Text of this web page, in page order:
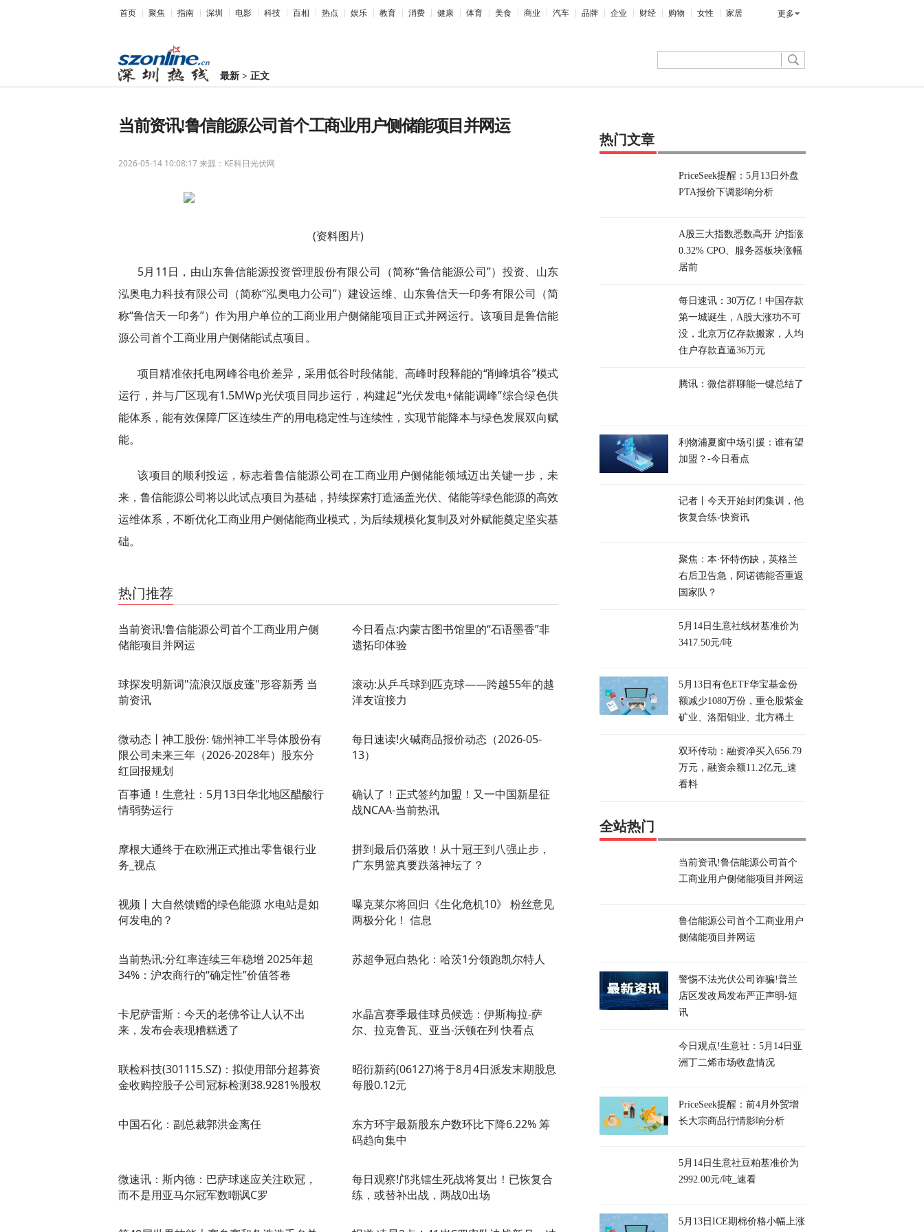
首页 聚焦 指南 深圳 电影 科技 百相 热点 娱乐 教育 消费 健康 体育 美食 商业 汽车 品牌 企业 财经 购物 女性 家居 更多
最新 >正文
当前资讯!鲁信能源公司首个工商业用户侧储能项目并网运
2026-05-14 10:08:17来源：KE科日光伏网
(资料图片)
5月11日，由山东鲁信能源投资管理股份有限公司（简称“鲁信能源公司”）投资、山东
泓奥电力科技有限公司（简称“泓奥电力公司”）建设运维、山东鲁信天一印务有限公司（简
称“鲁信天一印务”）作为用户单位的工商业用户侧储能项目正式并网运行。该项目是鲁信能
源公司首个工商业用户侧储能试点项目。
项目精准依托电网峰谷电价差异，采用低谷时段储能、高峰时段释能的“削峰填谷”模式
运行，并与厂区现有1.5MWp光伏项目同步运行，构建起“光伏发电+储能调峰”综合绿色供
能体系，能有效保障厂区连续生产的用电稳定性与连续性，实现节能降本与绿色发展双向赋
能。
该项目的顺利投运，标志着鲁信能源公司在工商业用户侧储能领域迈出关键一步，未
来，鲁信能源公司将以此试点项目为基础，持续探索打造涵盖光伏、储能等绿色能源的高效
运维体系，不断优化工商业用户侧储能商业模式，为后续规模化复制及对外赋能奠定坚实基
础。
热门推荐
当前资讯!鲁信能源公司首个工商业用户侧
储能项目并网运
今日看点:内蒙古图书馆里的“石语墨香”非
遗拓印体验
球探发明新词"流浪汉版皮蓬"形容新秀 当
前资讯
滚动:从乒乓球到匹克球——跨越55年的越
洋友谊接力
微动态丨神工股份: 锦州神工半导体股份有
限公司未来三年（2026-2028年）股东分
红回报规划
每日速读!火碱商品报价动态（2026-05-
13）
百事通！生意社：5月13日华北地区醋酸行
情弱势运行
确认了！正式签约加盟！又一中国新星征
战NCAA-当前热讯
摩根大通终于在欧洲正式推出零售银行业
务_视点
拼到最后仍落败！从十冠王到八强止步，
广东男篮真要跌落神坛了？
视频丨大自然馈赠的绿色能源 水电站是如
何发电的？
曝克莱尔将回归《生化危机10》 粉丝意见
两极分化！ 信息
当前热讯:分红率连续三年稳增 2025年超
34%：沪农商行的“确定性”价值答卷
苏超争冠白热化：哈茨1分领跑凯尔特人
卡尼萨雷斯：今天的老佛爷让人认不出
来，发布会表现糟糕透了
水晶宫赛季最佳球员候选：伊斯梅拉-萨
尔、拉克鲁瓦、亚当-沃顿在列 快看点
联检科技(301115.SZ)：拟使用部分超募资
金收购控股子公司冠标检测38.9281%股权
昭衍新药(06127)将于8月4日派发末期股息
每股0.12元
中国石化：副总裁郭洪金离任
东方环宇最新股东户数环比下降6.22% 筹
码趋向集中
微速讯：斯内德：巴萨球迷应关注欧冠，
而不是用亚马尔冠军数嘲讽C罗
每日观察!邝兆镭生死战将复出！已恢复合
练，或替补出战，两战0出场
热门文章
PriceSeek提醒：5月13日外盘
PTA报价下调影响分析
A股三大指数悉数高开 沪指涨
0.32% CPO、服务器板块涨幅
居前
每日速讯：30万亿！中国存款
第一城诞生，A股大涨功不可
没，北京万亿存款搬家，人均
住户存款直逼36万元
腾讯：微信群聊能一键总结了
利物浦夏窗中场引援：谁有望
加盟？-今日看点
记者丨今天开始封闭集训，他
恢复合练-快资讯
聚焦：本·怀特伤缺，英格兰
右后卫告急，阿诺德能否重返
国家队？
5月14日生意社线材基准价为
3417.50元/吨
5月13日有色ETF华宝基金份
额减少1080万份，重仓股紫金
矿业、洛阳钼业、北方稀土
双环传动：融资净买入656.79
万元，融资余额11.2亿元_速
看料
全站热门
当前资讯!鲁信能源公司首个
工商业用户侧储能项目并网运
鲁信能源公司首个工商业用户
侧储能项目并网运
警惕不法光伏公司诈骗!普兰
店区发改局发布严正声明-短
讯
今日观点!生意社：5月14日亚
洲丁二烯市场收盘情况
PriceSeek提醒：前4月外贸增
长大宗商品行情影响分析
5月14日生意社豆粕基准价为
2992.00元/吨_速看
5月13日ICE期棉价格小幅上涨